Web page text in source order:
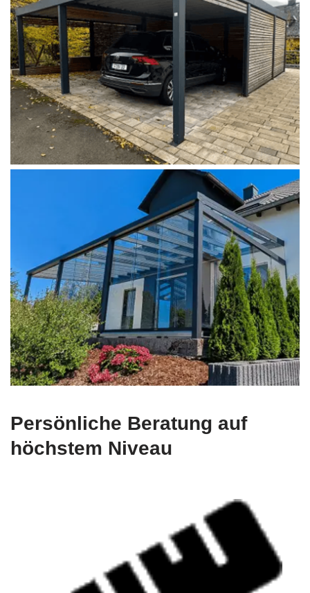
Persönliche Beratung auf
höchstem Niveau